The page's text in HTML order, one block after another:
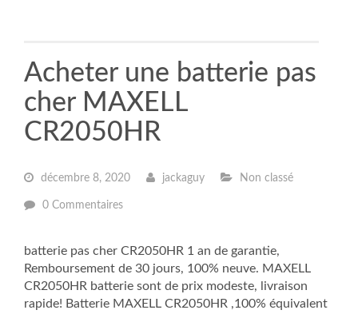
Acheter une batterie pas
cher MAXELL
CR2050HR
décembre 8, 2020 jackaguy Non classé
0 Commentaires
batterie pas cher CR2050HR 1 an de garantie,
Remboursement de 30 jours, 100% neuve. MAXELL
CR2050HR batterie sont de prix modeste, livraison
rapide! Batterie MAXELL CR2050HR ,100% équivalent